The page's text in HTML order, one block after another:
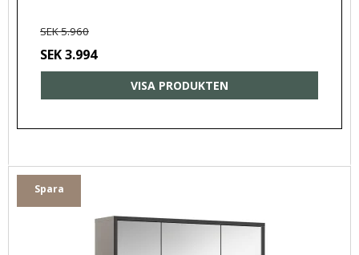
SEK 5.960
SEK 3.994
VISA PRODUKTEN
Spara